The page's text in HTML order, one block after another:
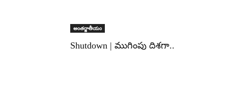
అంతర్జాతీయం
Shutdown | ముగింపు దిశగా..